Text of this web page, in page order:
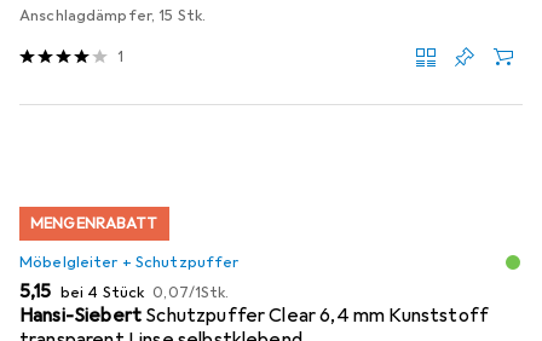
Anschlagdämpfer, 15 Stk.
1
MENGENRABATT
Möbelgleiter + Schutzpuffer
EUR
5,15 bei 4 Stück EUR
0,07/1Stk.
Hansi-Siebert Schutzpuffer Clear 6,4 mm Kunststoff